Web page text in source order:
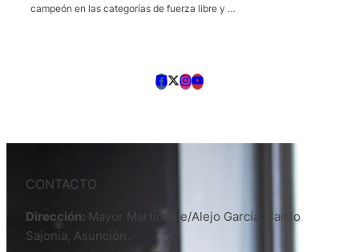
campeón en las categorías de fuerza libre y …
CONTACTO
Dirección: Mayor Martinez e/Alejo García, Barrio
Sajonia, Asunción.